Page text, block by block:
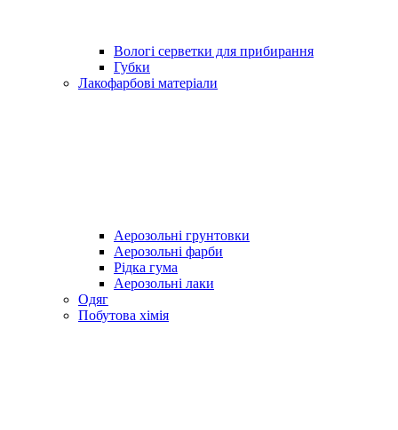
Вологі серветки для прибирання
Губки
Лакофарбові матеріали
Аерозольні грунтовки
Аерозольні фарби
Рідка гума
Аерозольні лаки
Одяг
Побутова хімія